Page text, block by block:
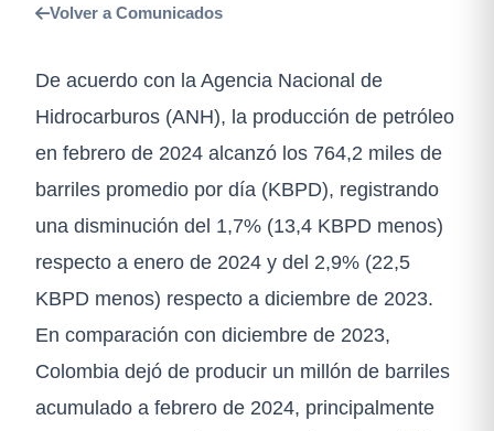
Volver a Comunicados
De acuerdo con la Agencia Nacional de
Hidrocarburos (ANH), la producción de petróleo
en febrero de 2024 alcanzó los 764,2 miles de
barriles promedio por día (KBPD), registrando
una disminución del 1,7% (13,4 KBPD menos)
respecto a enero de 2024 y del 2,9% (22,5
KBPD menos) respecto a diciembre de 2023.
En comparación con diciembre de 2023,
Colombia dejó de producir un millón de barriles
acumulado a febrero de 2024, principalmente